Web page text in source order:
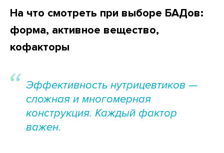
На что смотреть при выборе БАДов:
форма, активное вещество,
кофакторы
Эффективность нутрицевтиков —
сложная и многомерная
конструкция. Каждый фактор
важен.